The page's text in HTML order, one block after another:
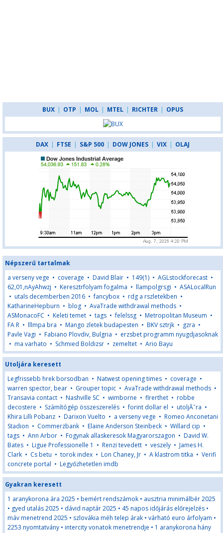
BUX | OTP | MOL | MTEL | RICHTER | OPUS
DAX | FTSE | S&P 500 | DOW JONES | VIX | OLAJ
Népszerű tartalmak
a verseny vege • coverage • David Blair • 149(1) • AGLstockforecast •
62,01,nAyAhwzj • Keresztrfolyam fogalma • llampolgrsgi • ASALocalRun
• utals decemberben 2016 •fancybox • rdg a rszletekben •
KatharineHepburn • blog • AvaTrade withdrawal methods •
ASMonacoFC • Keleti temet • tags •felelssg • Metropolitan Museum •
FA R • lllmpa bra • Mango zletek budapesten • BKV sztrjk • gzra •
Pavle Vagi • Fabiano Plovdiv, Bulgria • erzsbet programm nyugdjasoknak
• ma varhato • Schmied Boldizsr • zemeltet • Ario Bayu
Utoljára keresett
Legfrissebb hrek borsodban • Natwest opening times • coverage •
warren spector, bear • Grouper topic • AvaTrade withdrawal methods •
Transavia contact • Nashville SC • wimborne • flrerthet • robbe
decostere • Számítógép összeszerelés •forint dollar el • utoljĂˇra •
Khira Lilli Pobanz • Darixon Vuelto • a verseny vege • Romeo Anconetani
Stadion • Commerzbank • Elaine Anderson Steinbeck • Willard cip •
tags • Ann Arbor • Fogynak allaskeresok Magyarorszagon • David W.
Bates • Ligue Professionelle 1 • Renzi tevedett • veszely • James H.
Clark • Cs betu • torok index • Lon Chaney, Jr • A klastrom titka • Verifi
concrete portal • Legyőzhetetlen imdb
Gyakran keresett
1 aranykorona ára 2025 • bemért rendszámok • ausztria minimálbér 2025
• gyed utalás 2025 • dávid naptár 2025 • 45 napos időjárás előrejelzés •
máv menetrend 2025 • szlovákia méh telep árak • várható euro árfolyam •
2253 nyomtatvány • intercity vonatok menetrendje • 1 aranykorona hány